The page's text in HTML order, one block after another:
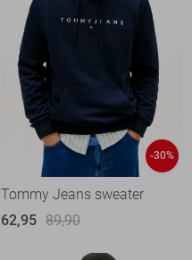
-30%
Tommy Jeans sweater
62,95 89,90